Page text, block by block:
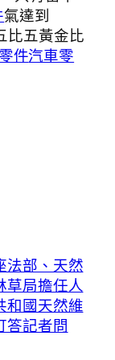
氣達到
比五黃金比
件汽車零
法部、天然
草局擔任人
和國天然維
答記者問